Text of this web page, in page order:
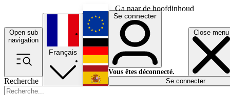
Ga naar de hoofdinhoud
Open sub
navigation
Close menu
Recherche
Français
English
Deutsch
Español
Se connecter
Vous êtes déconnecté.
Se connecter